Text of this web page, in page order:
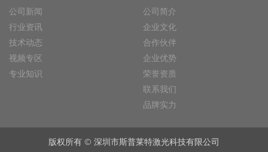
公司新闻
行业资讯
技术动态
视频专区
专业知识
公司简介
企业文化
合作伙伴
企业优势
荣誉资质
联系我们
品牌实力
版权所有 © 深圳市斯普莱特激光科技有限公司